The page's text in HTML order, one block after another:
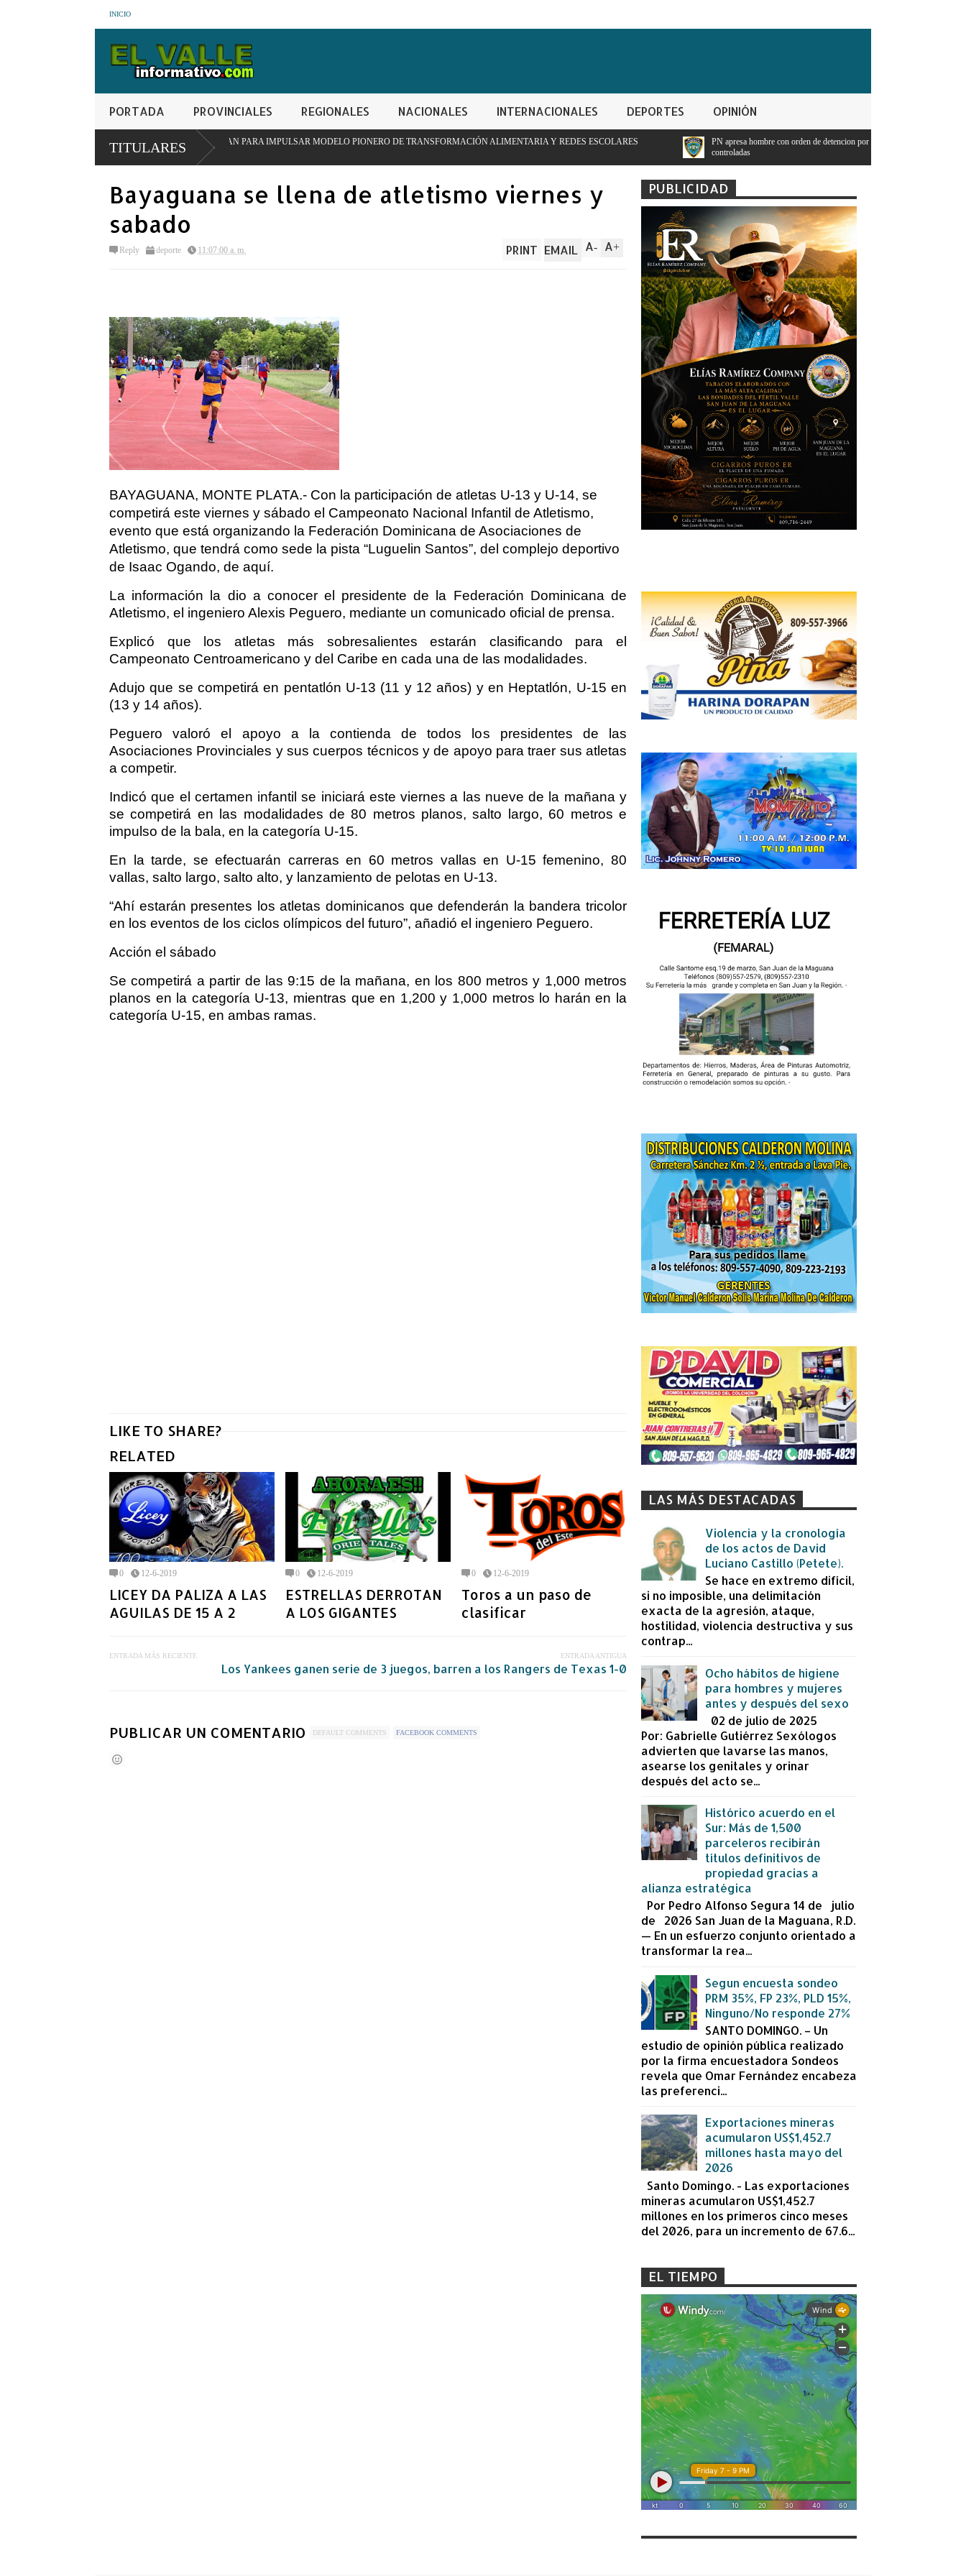
INICIO
PORTADA PROVINCIALES REGIONALES NACIONALES INTERNACIONALES DEPORTES OPINIÓN
TITULARES
EN SAN JUAN PARA IMPULSAR MODELO PIONERO DE TRANSFORMACIÓN ALIMENTARIA Y REDES ESCOLARES
PN apresa hombre con orden de detencion por ppresunto trafico de sustancias
Bayaguana se llena de atletismo viernes y
sabado
Reply deporte 11:07:00 a. m. A+
A-
PRINT EMAIL
BAYAGUANA, MONTE PLATA.- Con la participación de atletas U-13 y U-14, se
competirá este viernes y sábado el Campeonato Nacional Infantil de Atletismo,
evento que está organizando la Federación Dominicana de Asociaciones de
Atletismo, que tendrá como sede la pista “Luguelin Santos”, del complejo deportivo
de Isaac Ogando, de aquí.
La información la dio a conocer el presidente de la Federación Dominicana de
Atletismo, el ingeniero Alexis Peguero, mediante un comunicado oficial de prensa.
Explicó que los atletas más sobresalientes estarán clasificando para el
Campeonato Centroamericano y del Caribe en cada una de las modalidades.
Adujo que se competirá en pentatlón U-13 (11 y 12 años) y en Heptatlón, U-15 en
(13 y 14 años).
Peguero valoró el apoyo a la contienda de todos los presidentes de las
Asociaciones Provinciales y sus cuerpos técnicos y de apoyo para traer sus atletas
a competir.
Indicó que el certamen infantil se iniciará este viernes a las nueve de la mañana y
se competirá en las modalidades de 80 metros planos, salto largo, 60 metros e
impulso de la bala, en la categoría U-15.
En la tarde, se efectuarán carreras en 60 metros vallas en U-15 femenino, 80
vallas, salto largo, salto alto, y lanzamiento de pelotas en U-13.
“Ahí estarán presentes los atletas dominicanos que defenderán la bandera tricolor
en los eventos de los ciclos olímpicos del futuro”, añadió el ingeniero Peguero.
Acción el sábado
Se competirá a partir de las 9:15 de la mañana, en los 800 metros y 1,000 metros
planos en la categoría U-13, mientras que en 1,200 y 1,000 metros lo harán en la
categoría U-15, en ambas ramas.
LIKE TO SHARE?
RELATED
0 12-6-2019
LICEY DA PALIZA A LAS
AGUILAS DE 15 A 2
0 12-6-2019
ESTRELLAS DERROTAN
A LOS GIGANTES
0 12-6-2019
Toros a un paso de
clasificar
ENTRADA MÁS RECIENTE ENTRADA ANTIGUA
Los Yankees ganen serie de 3 juegos, barren a los Rangers de Texas 1-0
PUBLICAR UN COMENTARIO DEFAULT COMMENTS FACEBOOK COMMENTS
PUBLICIDAD
LAS MÁS DESTACADAS
Violencia y la cronología
de los actos de David
Luciano Castillo (Petete).
Se hace en extremo difícil,
si no imposible, una delimitación
exacta de la agresión, ataque,
hostilidad, violencia destructiva y sus
contrap...
Ocho hábitos de higiene
para hombres y mujeres
antes y después del sexo
02 de julio de 2025
Por: Gabrielle Gutiérrez Sexólogos
advierten que lavarse las manos,
asearse los genitales y orinar
después del acto se...
Histórico acuerdo en el
Sur: Más de 1,500
parceleros recibirán
títulos definitivos de
propiedad gracias a
alianza estratégica
Por Pedro Alfonso Segura 14 de julio
de 2026 San Juan de la Maguana, R.D.
— En un esfuerzo conjunto orientado a
transformar la rea...
Segun encuesta sondeo
PRM 35%, FP 23%, PLD 15%,
Ninguno/No responde 27%
SANTO DOMINGO. – Un
estudio de opinión pública realizado
por la firma encuestadora Sondeos
revela que Omar Fernández encabeza
las preferenci...
Exportaciones mineras
acumularon US$1,452.7
millones hasta mayo del
2026
Santo Domingo. - Las exportaciones
mineras acumularon US$1,452.7
millones en los primeros cinco meses
del 2026, para un incremento de 67.6...
EL TIEMPO